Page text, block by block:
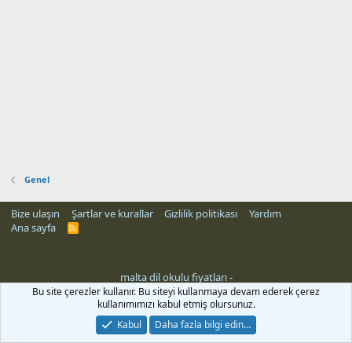
Genel
Bize ulaşın Şartlar ve kurallar Gizlilik politikası
Yardım
Ana sayfa
R
malta dil okulu fiyatları-
Bu site çerezler kullanır. Bu siteyi kullanmaya devam ederek çerez
kullanımımızı kabul etmiş olursunuz.
Kabul
Daha fazla bilgi edin…